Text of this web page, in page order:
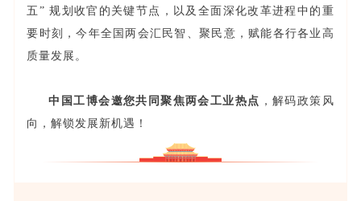
五” 规划收官的关键节点，以及全面深化改革进程中的重
要时刻，今年全国两会汇民智、聚民意，赋能各行各业高
质量发展。
中国工博会邀您共同聚焦两会工业热点 ，解码政策风
向，解锁发展新机遇！